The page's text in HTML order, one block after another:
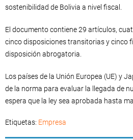
sostenibilidad de Bolivia a nivel fiscal.
El documento contiene 29 artículos,
cinco disposiciones transitorias y cinco
disposición abrogatoria.
Los países de la Unión Europea (UE) y
de la norma para evaluar la llegada de
espera que la ley sea aprobada hasta
Etiquetas: Empresa